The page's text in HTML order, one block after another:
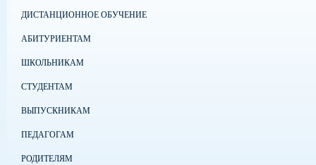
ДИСТАНЦИОННОЕ ОБУЧЕНИЕ
АБИТУРИЕНТАМ
ШКОЛЬНИКАМ
СТУДЕНТАМ
ВЫПУСКНИКАМ
ПЕДАГОГАМ
РОДИТЕЛЯМ